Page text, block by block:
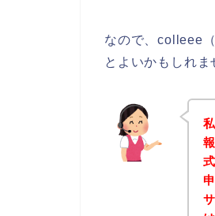
なので、colleee
とよいかもしれま